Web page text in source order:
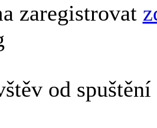
zaregistrovat
od spuštění